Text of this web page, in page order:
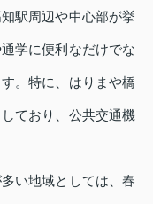
駅周辺や中心部が挙
学に便利なだけでな
。特に、はりまや橋
ており、公共交通機
い地域としては、春